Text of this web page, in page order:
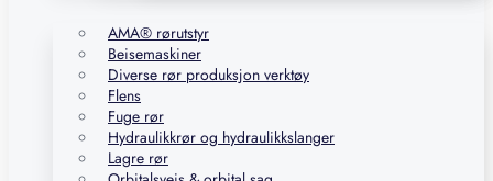
AMA® rørutstyr
Beisemaskiner
Diverse rør produksjon verktøy
Flens
Fuge rør
Hydraulikkrør og hydraulikkslanger
Lagre rør